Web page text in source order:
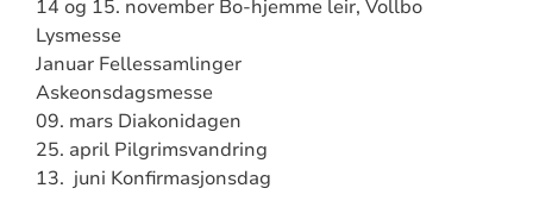
14 og 15. november Bo-hjemme leir, Vollbo
Lysmesse
Januar Fellessamlinger
Askeonsdagsmesse
09. mars Diakonidagen
25. april Pilgrimsvandring
13. juni Konfirmasjonsdag